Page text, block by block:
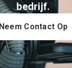
bedrijf.
Neem Contact Op